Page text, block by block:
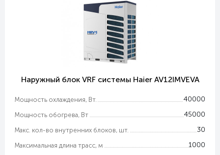
Наружный блок VRF системы Haier AV12IMVEVA
Мощность охлаждения, Вт. 40000
Мощность обогрева, Вт 45000
Макс. кол-во внутренних блоков, шт. 30
Максимальная длина трасс, м 1000